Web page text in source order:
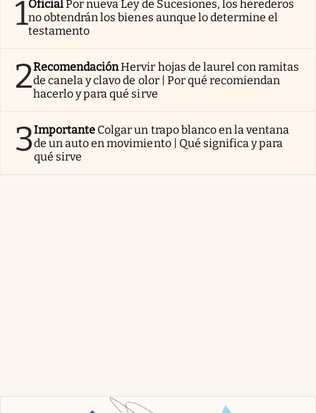
1OficialPor nueva Ley de Sucesiones, los herederos
no obtendrán los bienes aunque lo determine el
testamento
2RecomendaciónHervir hojas de laurel con ramitas
de canela y clavo de olor | Por qué recomiendan
hacerlo y para qué sirve
3Importante Colgar un trapo blanco en la ventana
de un auto en movimiento | Qué significa y para
qué sirve